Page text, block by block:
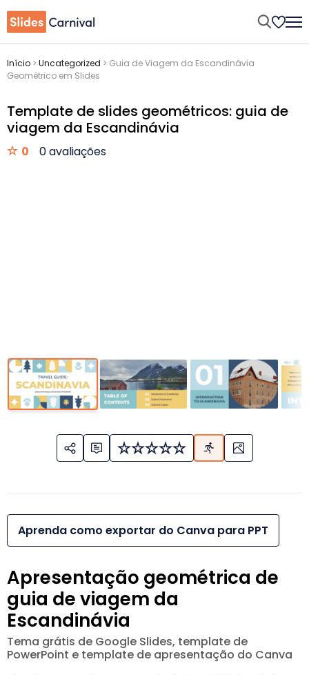
Início > Uncategorized > Guia de Viagem da Escandinávia
Geométrico em Slides
Template de slides geométricos: guia de
viagem da Escandinávia
0 0 avaliações
Aprenda como exportar do Canva para PPT
Apresentação geométrica de
guia de viagem da
Escandinávia
Tema grátis de Google Slides, template de
PowerPoint e template de apresentação do Canva